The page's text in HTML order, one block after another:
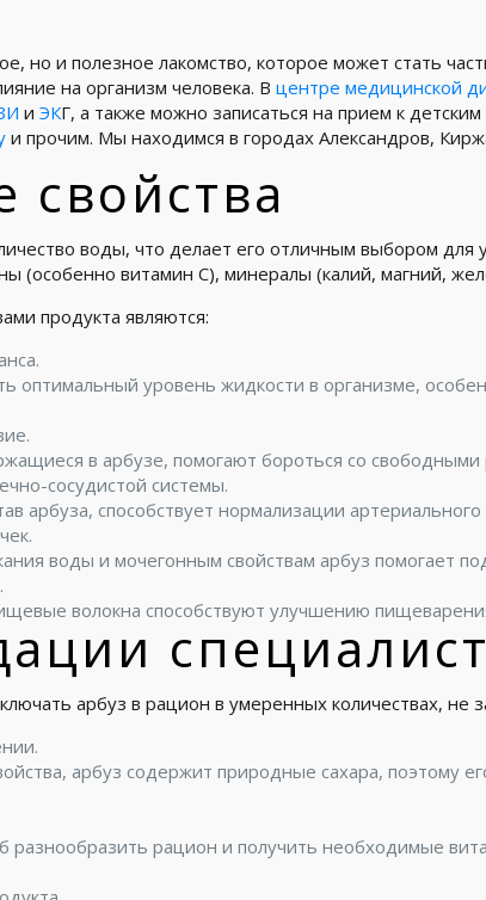
но и полезное лакомство, которое может стать
на организм человека. В центре медицинской
и ЭКГ, а также можно записаться на прием к детским
и прочим. Мы находимся в городах Александров,
свойства
воды, что делает его отличным выбором для
(особенно витамин C), минералы (калий, магний,
продукта являются:
оптимальный уровень жидкости в организме,
в арбузе, помогают бороться со
сосудистой системы.
арбуза, способствует нормализации
воды и мочегонным свойствам арбуз помогает
волокна способствуют улучшению
арбуз в рацион в умеренных количествах, не
арбуз содержит природные сахара,
разнообразить рацион и получить необходимые